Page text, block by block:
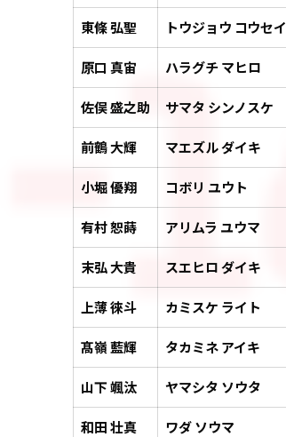
東條 弘聖 トウジョウ コウセイ
原口 真宙 ハラグチ マヒロ
佐俣 盛之助 サマタ シンノスケ
前鶴 大輝 マエズル ダイキ
小堀 優翔 コボリ ユウト
有村 恕蒔 アリムラ ユウマ
末弘 大貴 スエヒロ ダイキ
上薄 徠斗 カミスケ ライト
髙嶺 藍輝 タカミネ アイキ
山下 颯汰 ヤマシタ ソウタ
和田 壮真 ワダ ソウマ